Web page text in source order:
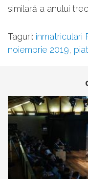
similară a anului
Taguri: inmatriculari
noiembrie 2019,